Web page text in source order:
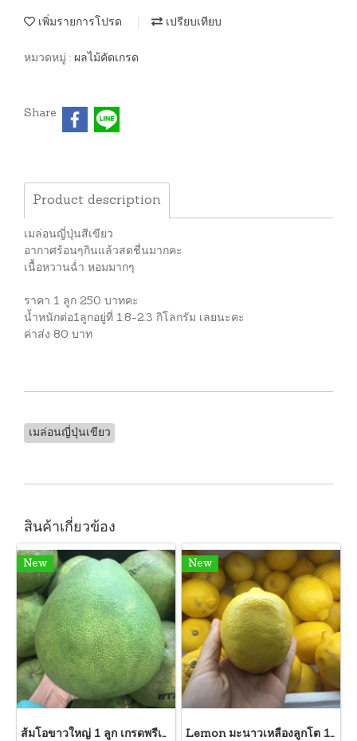
เพิ่มรายการโปรด เปรียบเทียบ
หมวดหมู่ : ผลไม้คัดเกรด
Share
Product description
เมล่อนญี่ปุ่นสีเขียว
อากาศร้อนๆกินแล้วสดชื่นมากคะ
เนื้อหวานฉ่ำ หอมมากๆ
ราคา 1 ลูก 250 บาทคะ
น้ำหนักต่อ1ลูกอยู่ที่ 1.8-2.3 กิโลกรัม เลยนะคะ
ค่าส่ง 80 บาท
เมล่อนญี่ปุ่นเขียว
สินค้าเกี่ยวข้อง
New
ส้มโอขาวใหญ่ 1 ลูก เกรดพรีเมี่ยม ส่งออก ลกใหญ่หวานอร่อยมากคะ เนื้อขาว ปลอกง่าย ไม่เละ
New
Lemon มะนาวเหลืองลูกโต 1 ลูก